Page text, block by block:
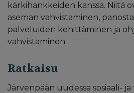
kärkihankkeiden kanssa. Niitä
aseman vahvistaminen,
palveluiden kehittäminen ja
vahvistaminen.
Ratkaisu
Järvenpään uudessa sosiaali-